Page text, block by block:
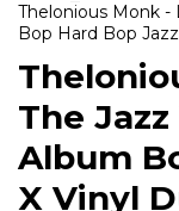
Thelonious Monk -
Bop Hard Bop
The
Album
X Vinyl